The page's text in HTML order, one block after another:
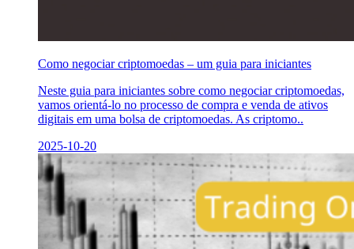
Como negociar criptomoedas – um guia para iniciantes
Neste guia para iniciantes sobre como negociar criptomoedas,
vamos orientá-lo no processo de compra e venda de ativos
digitais em uma bolsa de criptomoedas. As criptomo..
2025-10-20